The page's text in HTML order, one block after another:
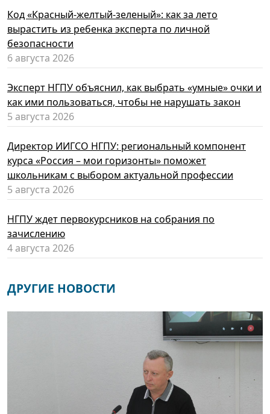
Код «Красный-желтый-зеленый»: как за лето
вырастить из ребенка эксперта по личной
безопасности
6 августа 2026
Эксперт НГПУ объяснил, как выбрать «умные» очки и
как ими пользоваться, чтобы не нарушать закон
5 августа 2026
Директор ИИГСО НГПУ: региональный компонент
курса «Россия – мои горизонты» поможет
школьникам с выбором актуальной профессии
5 августа 2026
НГПУ ждет первокурсников на собрания по
зачислению
4 августа 2026
ДРУГИЕ НОВОСТИ